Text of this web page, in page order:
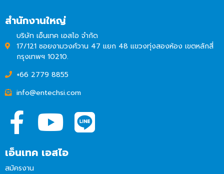
สำนักงานใหญ่
บริษัท เอ็นเทค เอสไอ จำกัด
17/121 ซอยงามวงศ์วาน 47 แยก 48 แขวงทุ่งสองห้อง เขตหลักสี่
กรุงเทพฯ 10210.
+66 2779 8855
info@entechsi.com
เอ็นเทค เอสไอ
สมัครงาน